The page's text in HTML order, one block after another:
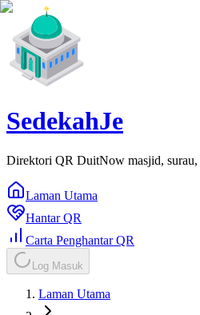
SedekahJe
Direktori QR DuitNow masjid, surau,
Laman Utama
Hantar QR
Carta Penghantar QR
Log Masuk
Laman Utama